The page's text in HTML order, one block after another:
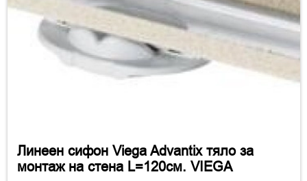
Линеен сифон Viega Advantix тяло за
монтаж на стена L=120см. VIEGA